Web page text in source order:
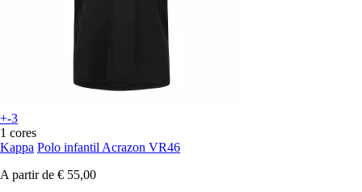
+-3
1 cores
Kappa Polo infantil Acrazon VR46
A partir de € 55,00